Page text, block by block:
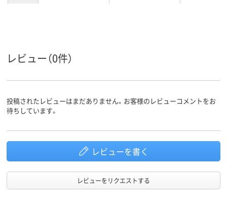
レビュー（0件）
投稿されたレビューはまだありません。お客様のレビューコメントをお
待ちしています。
レビューを書く
レビューをリクエストする